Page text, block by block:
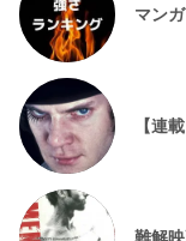
マン
【連
難解